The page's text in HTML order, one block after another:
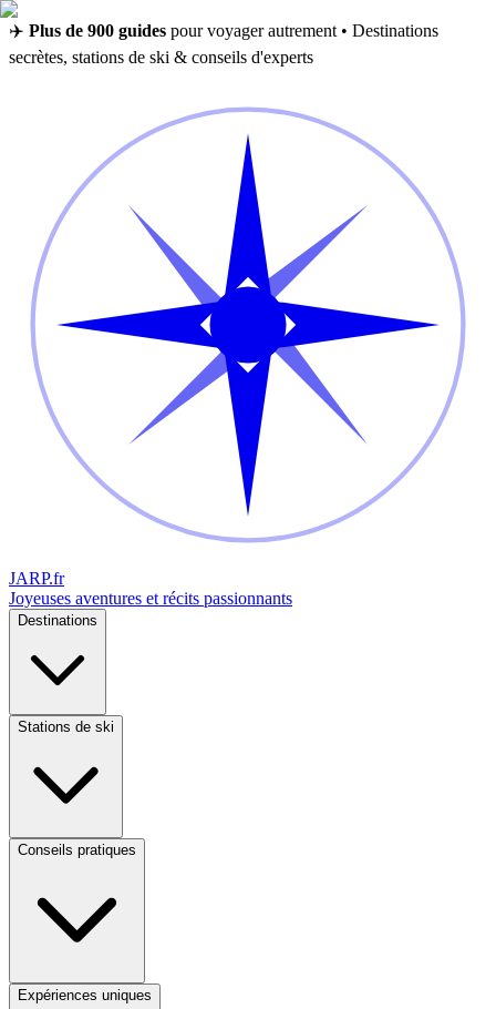
✈️ Plus de 900 guides pour voyager autrement • Destinations
secrètes, stations de ski & conseils d'experts
JARP.fr
Joyeuses aventures et récits passionnants
Destinations
Stations de ski
Conseils pratiques
Expériences uniques